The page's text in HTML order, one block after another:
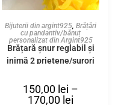
Bijuterii din argint925, Brățări
cu pandantiv/bănuț
personalizat din Argint925
Brățară șnur reglabil și
inimă 2 prietene/surori
150,00 lei –
170,00 lei